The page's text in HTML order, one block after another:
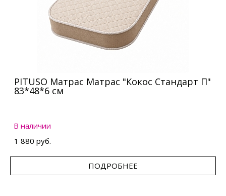
PITUSO Матрас Матрас "Кокос Стандарт П"
83*48*6 см
В наличии
1 880 руб.
ПОДРОБНЕЕ